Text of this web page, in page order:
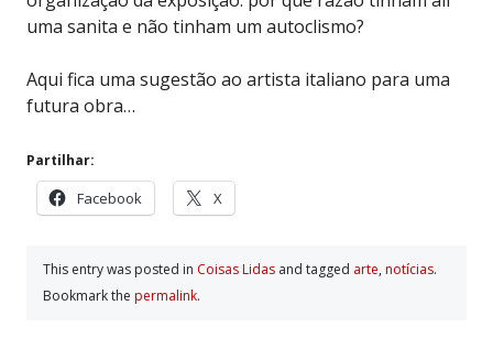
uma sanita e não tinham um autoclismo?
Aqui fica uma sugestão ao artista italiano para uma
futura obra…
Partilhar:
Facebook X
This entry was posted in Coisas Lidas and tagged arte, notí­cias.
Bookmark the permalink.